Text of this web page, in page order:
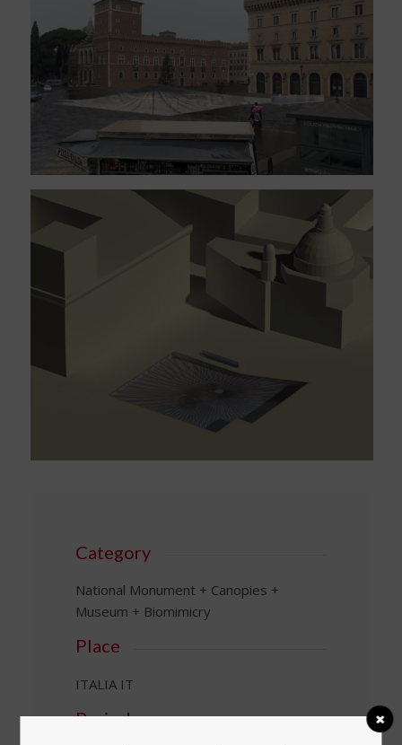
Category
National Monument + Canopies +
Museum + Biomimicry
Place
ITALIA IT
Period